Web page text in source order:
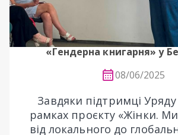
«Гендерна книгарня» у
08/06/2025
Завдяки підтримці
рамках проєкту «Жінки.
від локального до